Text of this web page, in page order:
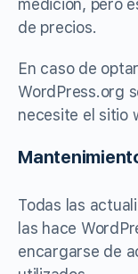
medición, pero
de precios.
En caso de
WordPress.org
necesite el sitio
Todas las
las hace
encargarse de